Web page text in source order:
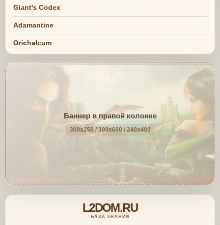
Giant's Codex
Adamantine
Orichalcum
Баннер в правой колонке
300x250 / 300x600 / 240x400
L2DOM.RU
БАЗА ЗНАНИЙ